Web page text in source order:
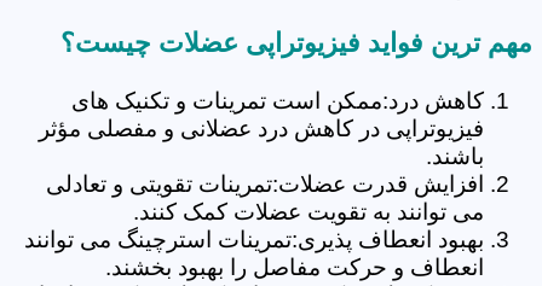
مهم ترین فواید فیزیوتراپی عضلات چیست؟
کاهش درد:ممکن است تمرینات و تکنیک های
فیزیوتراپی در کاهش درد عضلانی و مفصلی مؤثر
باشند.
افزایش قدرت عضلات:تمرینات تقویتی و تعادلی
می توانند به تقویت عضلات کمک کنند.
بهبود انعطاف پذیری:تمرینات استرچینگ می توانند
انعطاف و حرکت مفاصل را بهبود بخشند.